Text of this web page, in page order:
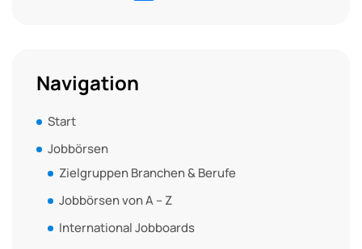
Navigation
Start
Jobbörsen
Zielgruppen Branchen & Berufe
Jobbörsen von A – Z
International Jobboards